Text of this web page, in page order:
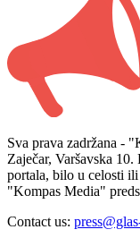
Sva prava zadržana -
Zaječar, Varšavska
portala, bilo u celosti
"Kompas Media"
Contact us: